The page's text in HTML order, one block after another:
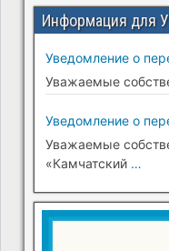
Информация для
Уведомление о
Уважаемые
Уведомление о
Уважаемые
«Камчатский …